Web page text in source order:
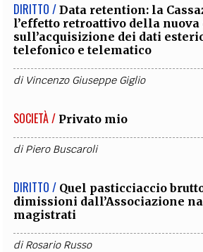
DIRITTO / Data retention: la
l’effetto retroattivo della
sull’acquisizione dei dati
telefonico e telematico
di Vincenzo Giuseppe Giglio
SOCIETÀ / Privato mio
diPiero Buscaroli
DIRITTO / Quel pasticciaccio
dimissioni dall’Associazione
magistrati
diRosario Russo